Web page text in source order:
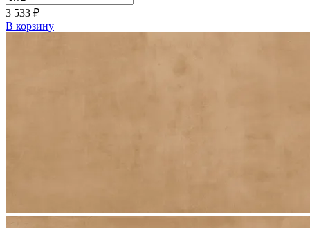
3 533 ₽
В корзину